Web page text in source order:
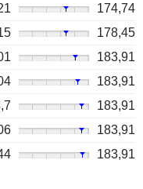
174,74
178,45
183,91
183,91
183,91
183,91
183,91